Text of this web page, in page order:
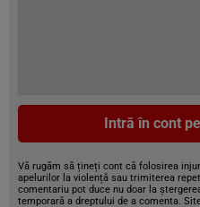
Intră în cont
Vă rugăm să țineți cont că folosirea
apelurilor la violență sau trimiterea
comentariu pot duce nu doar la
temporară a dreptului de a comenta.